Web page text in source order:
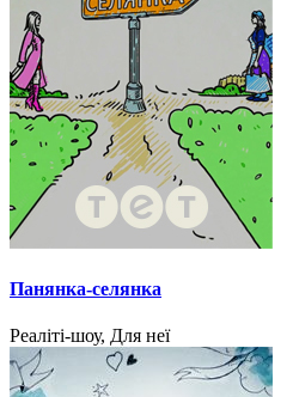
Панянка-селянка
Реаліті-шоу, Для неї